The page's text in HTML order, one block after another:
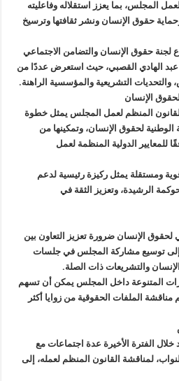
المجلس، بما يعزز استقلاله وفاعليته
حقوق الإنسان ونشر ثقافتها وترسيخ
لجنة حقوق الإنسان والتضامن الاجتماعي
عبد الهادي القصبي، حيث استعرض عددًا من
والتحديات التشريعية والمؤسسية الراهنة.
الإنسان
المنظم لعمل المجلس يمثل خطوة
لحقوق الإنسان، وتمكينها من
للمعايير الدولية المنظمة لعمل
ومستقلة يمثل ركيزة رئيسية لدعم
الرشيدة، وتعزيز الثقة في
الإنسان ضرورة تعزيز التعاون بين
توسيع مشاركة المجلس في جلسات
والتشريعات ذات الصلة.
المتنوعة داخل المجلس يمكن أن تسهم
مناقشة الملفات الحقوقية من زوايا أكثر
الفترة الأخيرة عدة اجتماعات مع
لمناقشة القانون المنظم لعمله، إلى